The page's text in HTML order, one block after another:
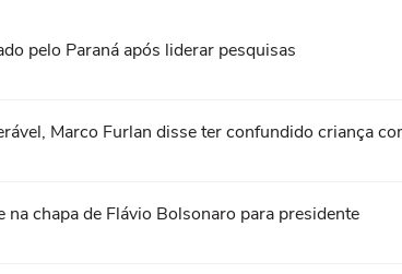
pelo Paraná após liderar pesquisas
Marco Furlan disse ter confundido criança
chapa de Flávio Bolsonaro para presidente